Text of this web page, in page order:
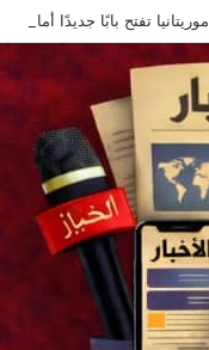
موريتانيا تفتح بابًا جديدًا